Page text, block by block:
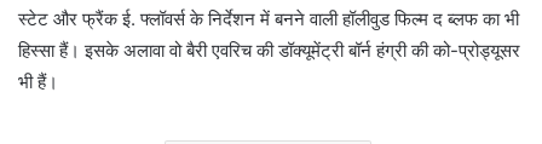
स्टेट और फ्रैंक ई. फ्लॉवर्स के निर्देशन में बनने वाली हॉलीवुड फिल्म द ब्लफ का भी
हिस्सा हैं। इसके अलावा वो बैरी एवरिच की डॉक्यूमेंट्री बॉर्न हंग्री की को-प्रोड्यूसर
भी हैं।